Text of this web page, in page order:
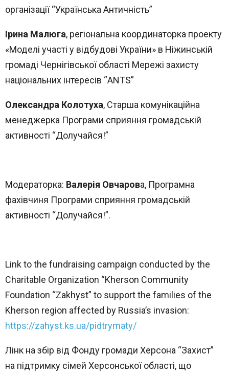
організації “Українська Античність”
Ірина Малюга, регіональна координаторка проекту
«Моделі участі у відбудові України» в Ніжинській
громаді Чернігівської області Мережі захисту
національних інтересів “ANTS”
Олександра Колотуха, Старша комунікаційна
менеджерка Програми сприяння громадській
активності “Долучайся!”
Модераторка: Валерія Овчарова, Програмна
фахівчиня Програми сприяння громадській
активності “Долучайся!”.
Link to the fundraising campaign conducted by the
Charitable Organization “Kherson Community
Foundation “Zakhyst” to support the families of the
Kherson region affected by Russia’s invasion:
https://zahyst.ks.ua/pidtrymaty/
Лінк на збір від Фонду громади Херсона “Захист”
на підтримку сімей Херсонської області, що
Topics
Business Engineering Platform
When
Where
Get directions